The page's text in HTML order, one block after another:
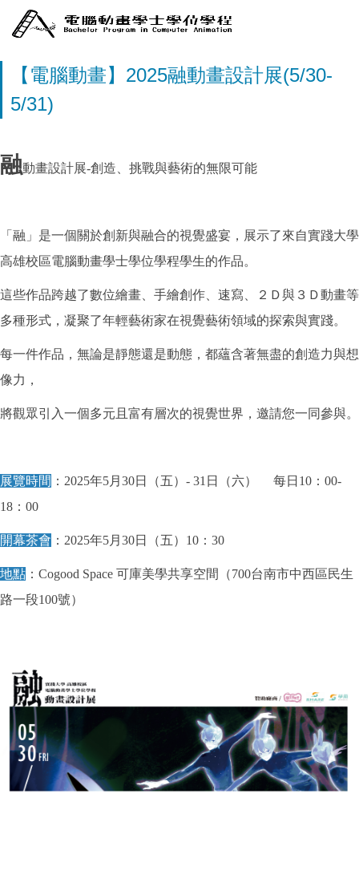
【電腦動畫】2025融動畫設計展(5/30-
5/31)
融動畫設計展-創造、挑戰與藝術的無限可能
「融」是一個關於創新與融合的視覺盛宴，展示了來自實踐大學
高雄校區電腦動畫學士學位學程學生的作品。
這些作品跨越了數位繪畫、手繪創作、速寫、２Ｄ與３Ｄ動畫等
多種形式，凝聚了年輕藝術家在視覺藝術領域的探索與實踐。
每一件作品，無論是靜態還是動態，都蘊含著無盡的創造力與想
像力，
將觀眾引入一個多元且富有層次的視覺世界，邀請您一同參與。
展覽時間 ：2025年5月30日（五）- 31日（六） 每日10：00-
18：00
開幕茶會 ：2025年5月30日（五）10：30
地點 ：Cogood Space 可庫美學共享空間（700台南市中西區民生
路一段100號）